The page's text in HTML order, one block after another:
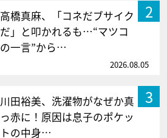
2
高橋真麻、「コネだブサイク
だ」と叩かれるも…“マツコ
の一言”から…
2026.08.05
3
川田裕美、洗濯物がなぜか真
っ赤に！原因は息子のポケッ
トの中身…